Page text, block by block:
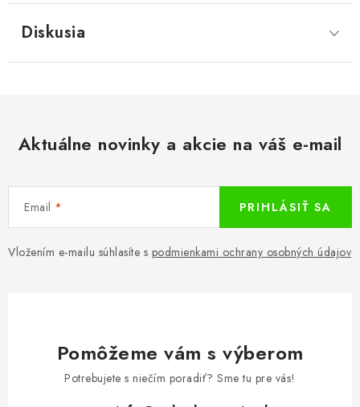
Diskusia
Aktuálne novinky a akcie na váš e-mail
Email
Vložením e-mailu súhlasíte s podmienkami ochrany osobných údajov
PRIHLÁSIŤ SA
Pomôžeme vám s výberom
Potrebujete s niečím poradiť? Sme tu pre vás!